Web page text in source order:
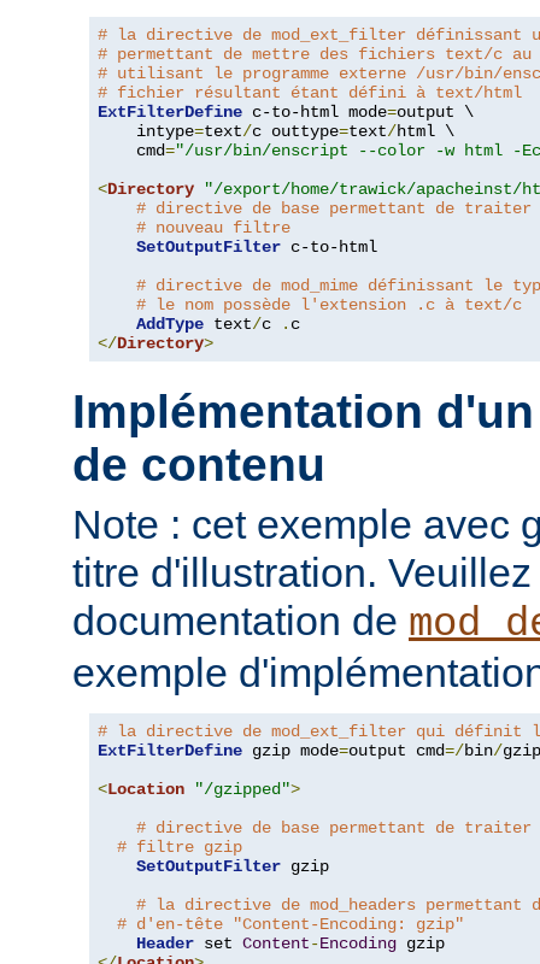
# la directive de mod_ext_filter définissant
# permettant de mettre des fichiers text/c au
# utilisant le programme externe /usr/bin/
# fichier résultant étant défini à text/html
ExtFilterDefine c-to-html mode=output \
    intype
=text/c outtype=text/html \
    cmd
="/usr/bin/enscript --color -w html -
<Directory
"/export/home/trawick/apacheinst/
# directive de base permettant de
# nouveau filtre
SetOutputFilter c-to-html
# directive de mod_mime définissant le
# le nom possède l'extension .c à text/c
AddType text/c .
</Directory>
Implémentation
de contenu
Note : cet exemple avec
titre d'illustration.
documentation de
exemple
# la directive de mod_ext_filter qui définit
ExtFilterDefine gzip mode=output cmd=/bin/gzip
<Location "/gzipped">
# directive de base permettant de
# filtre gzip
SetOutputFilter gzip
# la directive de mod_headers permettant
# d'en-tête "Content-Encoding: gzip"
Header set Content-Encoding